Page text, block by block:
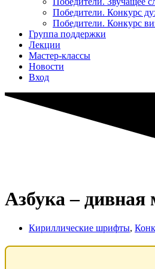
Победители. Конкурс
Победители. Конкурс
Группа поддержки
Лекции
Мастер-классы
Новости
Вход
Азбука – дивная
Кириллические шрифты,